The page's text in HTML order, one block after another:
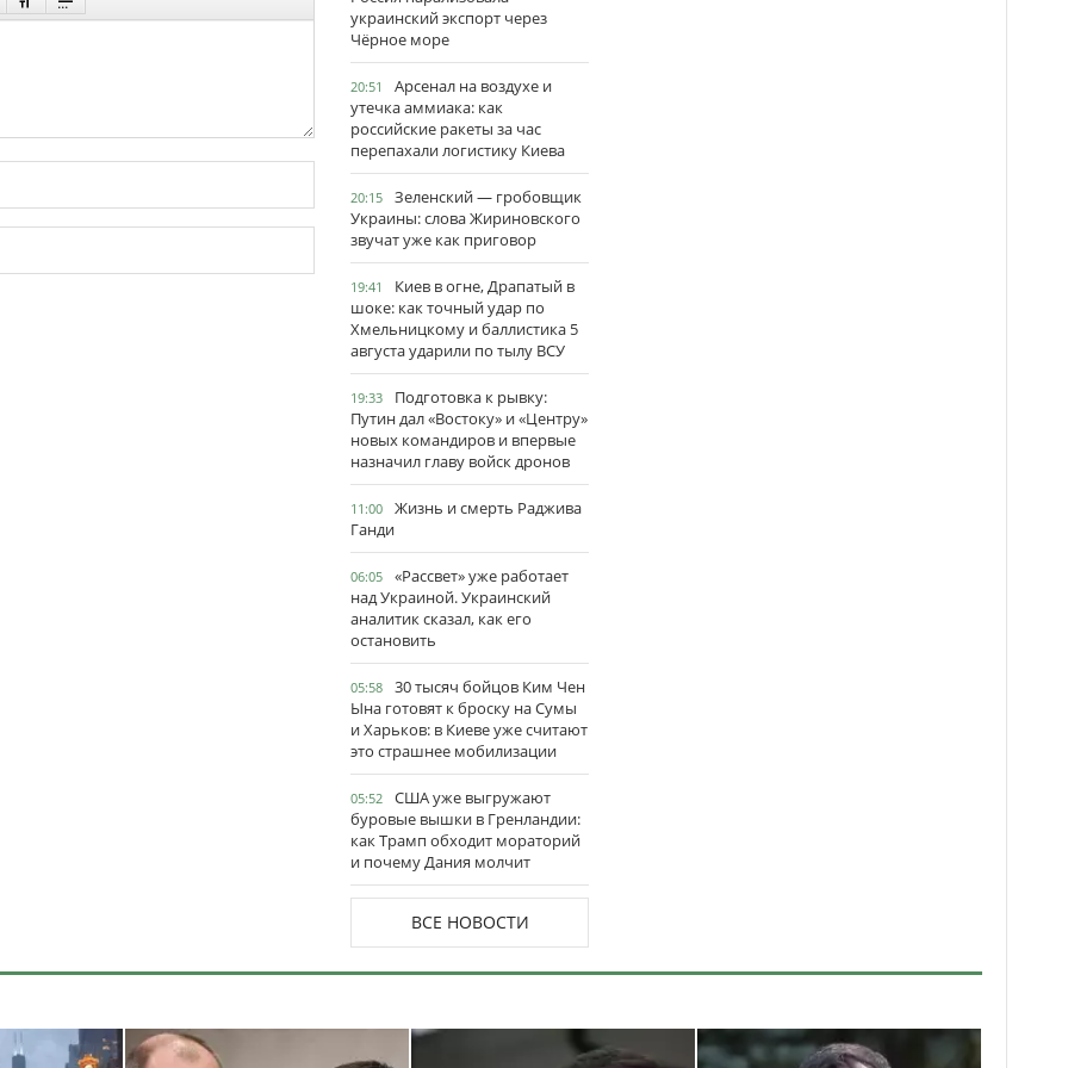
украинский экспорт через
Чёрное море
20:51
Арсенал на воздухе и
утечка аммиака: как
российские ракеты за час
перепахали логистику Киева
20:15
Зеленский — гробовщик
Украины: слова Жириновского
звучат уже как приговор
19:41
Киев в огне, Драпатый в
шоке: как точный удар по
Хмельницкому и баллистика 5
августа ударили по тылу ВСУ
19:33
Подготовка к рывку:
Путин дал «Востоку» и «Центру»
новых командиров и впервые
назначил главу войск дронов
11:00
Жизнь и смерть Раджива
Ганди
06:05
«Рассвет» уже работает
над Украиной. Украинский
аналитик сказал, как его
остановить
05:58
30 тысяч бойцов Ким Чен
Ына готовят к броску на Сумы
и Харьков: в Киеве уже считают
это страшнее мобилизации
05:52
США уже выгружают
буровые вышки в Гренландии:
как Трамп обходит мораторий
и почему Дания молчит
ВСЕ НОВОСТИ